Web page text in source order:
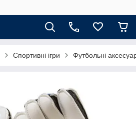
Спортивні ігри Футбольні